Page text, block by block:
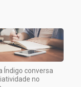
Índigo conversa
no